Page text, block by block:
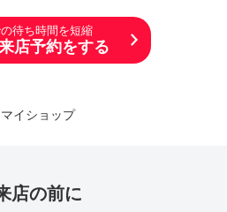
待ち時間を短縮
店予約をする
マイショップ
店の前に